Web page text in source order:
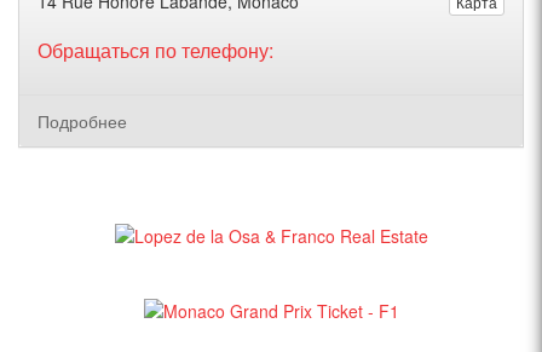
Обращаться по телефону:
Подробнее